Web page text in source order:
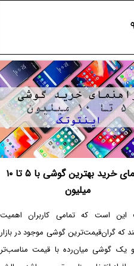
راهنمای خرید بهترین گوشی با ۵ تا ۱۰
میلیون
این است که تمامی کاربران اهمیت
که گران‌قیمت‌ترین گوشی موجود در بازار
یک گوشی میان‌رده با قیمت مناسب‌تر